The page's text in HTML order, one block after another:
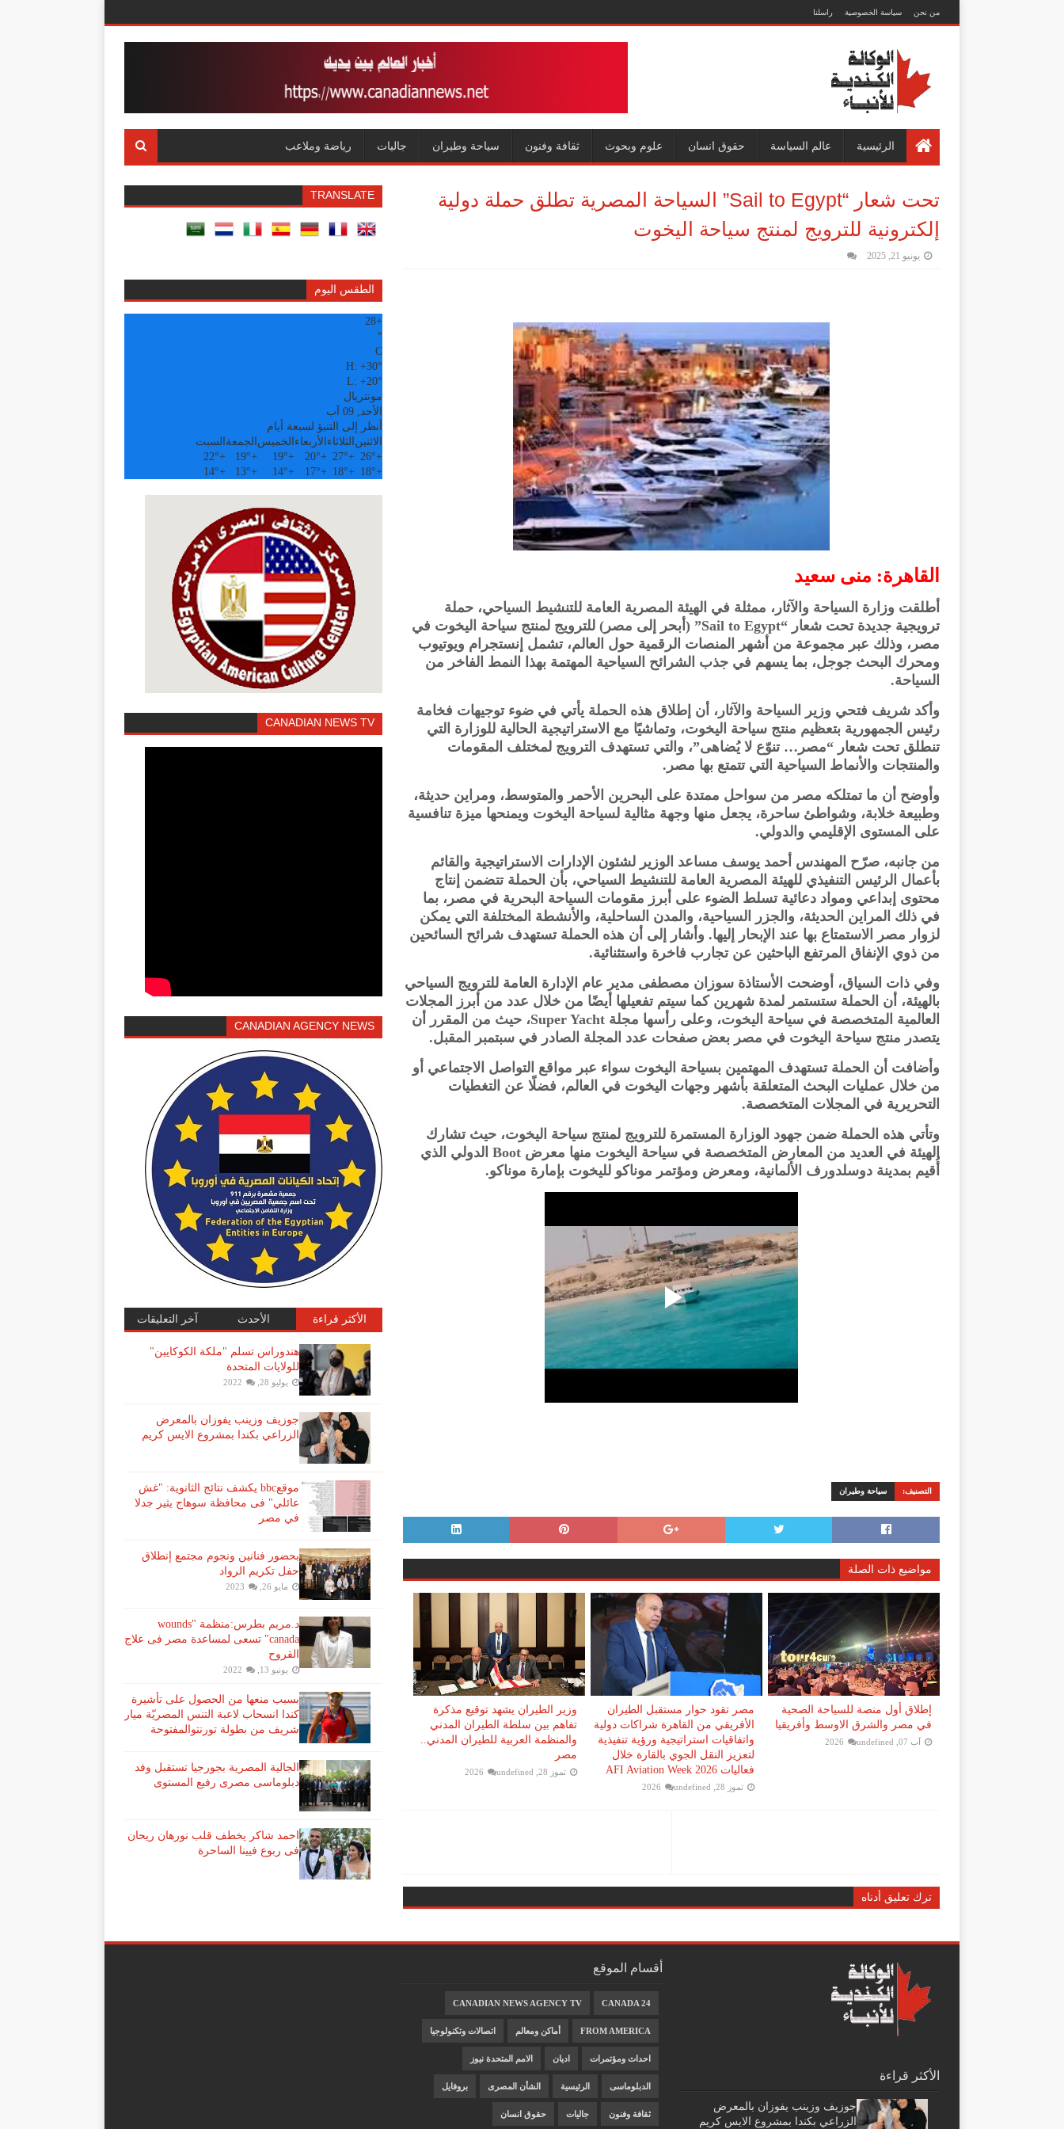
من نحن سياسة الخصوصية راسلنا
الرئيسية عالم السياسة حقوق انسان علوم وبحوث ثقافة وفنون سياحة وطيران جاليات رياضة وملاعب
تحت شعار “Sail to Egypt” السياحة المصرية تطلق حملة دولية
إلكترونية للترويج لمنتج سياحة اليخوت
يونيو 21, 2025
القاهرة: منى سعيد
أطلقت وزارة السياحة والآثار، ممثلة في الهيئة المصرية العامة للتنشيط السياحي، حملة
ترويجية جديدة تحت شعار “Sail to Egypt” (أبحر إلى مصر) للترويج لمنتج سياحة اليخوت في
مصر، وذلك عبر مجموعة من أشهر المنصات الرقمية حول العالم، تشمل إنستجرام ويوتيوب
ومحرك البحث جوجل، بما يسهم في جذب الشرائح السياحية المهتمة بهذا النمط الفاخر من
السياحة.
وأكد شريف فتحي وزير السياحة والآثار، أن إطلاق هذه الحملة يأتي في ضوء توجيهات فخامة
رئيس الجمهورية بتعظيم منتج سياحة اليخوت، وتماشيًا مع الاستراتيجية الحالية للوزارة التي
تنطلق تحت شعار “مصر… تنوّع لا يُضاهى”، والتي تستهدف الترويج لمختلف المقومات
والمنتجات والأنماط السياحية التي تتمتع بها مصر.
وأوضح أن ما تمتلكه مصر من سواحل ممتدة على البحرين الأحمر والمتوسط، ومراين حديثة،
وطبيعة خلابة، وشواطئ ساحرة، يجعل منها وجهة مثالية لسياحة اليخوت ويمنحها ميزة تنافسية
على المستوى الإقليمي والدولي.
من جانبه، صرّح المهندس أحمد يوسف مساعد الوزير لشئون الإدارات الاستراتيجية والقائم
بأعمال الرئيس التنفيذي للهيئة المصرية العامة للتنشيط السياحي، بأن الحملة تتضمن إنتاج
محتوى إبداعي ومواد دعائية تسلط الضوء على أبرز مقومات السياحة البحرية في مصر، بما
في ذلك المراين الحديثة، والجزر السياحية، والمدن الساحلية، والأنشطة المختلفة التي يمكن
لزوار مصر الاستمتاع بها عند الإبحار إليها. وأشار إلى أن هذه الحملة تستهدف شرائح السائحين
من ذوي الإنفاق المرتفع الباحثين عن تجارب فاخرة واستثنائية.
وفي ذات السياق، أوضحت الأستاذة سوزان مصطفى مدير عام الإدارة العامة للترويج السياحي
بالهيئة، أن الحملة ستستمر لمدة شهرين كما سيتم تفعيلها أيضًا من خلال عدد من أبرز المجلات
العالمية المتخصصة في سياحة اليخوت، وعلى رأسها مجلة Super Yacht، حيث من المقرر أن
يتصدر منتج سياحة اليخوت في مصر بعض صفحات عدد المجلة الصادر في سبتمبر المقبل.
وأضافت أن الحملة تستهدف المهتمين بسياحة اليخوت سواء عبر مواقع التواصل الاجتماعي أو
من خلال عمليات البحث المتعلقة بأشهر وجهات اليخوت في العالم، فضلًا عن التغطيات
التحريرية في المجلات المتخصصة.
وتأتي هذه الحملة ضمن جهود الوزارة المستمرة للترويج لمنتج سياحة اليخوت، حيث تشارك
الهيئة في العديد من المعارض المتخصصة في سياحة اليخوت منها معرض Boot الدولي الذي
أُقيم بمدينة دوسلدورف الألمانية، ومعرض ومؤتمر موناكو لليخوت بإمارة موناكو.
التصنيف: سياحة وطيران
مواضيع ذات الصلة
إطلاق أول منصة للسياحة الصحية
في مصر والشرق الاوسط وأفريقيا
آب 07, 2026 undefined
مصر تقود حوار مستقبل الطيران
الأفريقي من القاهرة شراكات دولية
واتفاقيات استراتيجية ورؤية تنفيذية
لتعزيز النقل الجوي بالقارة خلال
فعاليات AFI Aviation Week 2026
تموز 28, 2026 undefined
وزير الطيران يشهد توقيع مذكرة
تفاهم بين سلطة الطيران المدني
والمنظمة العربية للطيران المدني..
مصر
تموز 28, 2026 undefined
ترك تعليق أدناه
TRANSLATE
الطقس اليوم
+
28
°
C
H: +30°
L: +20°
مونتريال
الأحد, 09 آب
أنظر إلى التنبؤ لسبعة أيام
الاثنين الثلاثاء الأربعاء الخميس الجمعة السبت
+
26°
+
27°
+
20°
+
19°
+
19°
+
22°
+
18°
+
18°
+
17°
+
14°
+
13°
+
14°
CANADIAN NEWS TV
CANADIAN AGENCY NEWS
الأكثر قراءة الأحدث آخر التعليقات
هندوراس تسلم "ملكة الكوكايين"
للولايات المتحدة
يوليو 28, 2022
جوزيف وزينب يفوزان بالمعرض
الزراعي بكندا بمشروع الايس كريم
موقعbbc يكشف نتائج الثانوية: "غش
عائلي" فى محافظة سوهاج يثير جدلا
في مصر
بحضور فنانين ونجوم مجتمع إنطلاق
حفل تكريم الرواد
مايو 26, 2023
د.مريم بطرس:منظمة "wounds
canada" تسعى لمساعدة مصر فى علاج
القروح
يونيو 13, 2022
بسبب منعها من الحصول على تأشيرة
كندا انسحاب لاعبة ​التنس​ المصريّة ​ميار
شريف​ من بطولة ​تورنتو​المفتوحة
الجالية المصرية بجورجيا تستقبل وفد
دبلوماسى مصرى رفيع المستوى
احمد شاكر يخطف قلب نورهان ريحان
فى ربوع فيينا الساحرة
الأكثر قراءة
جوزيف وزينب يفوزان بالمعرض
الزراعي بكندا بمشروع الايس كريم
أقسام الموقع
CANADA 24
CANADIAN NEWS AGENCY TV
FROM AMERICA أماكن ومعالم اتصالات وتكنولوجيا
احداث ومؤتمرات اديان الامم المتحدة نيوز
الدبلوماسى الرئيسية الشأن المصرى بروفايل
ثقافة وفنون جاليات حقوق انسان